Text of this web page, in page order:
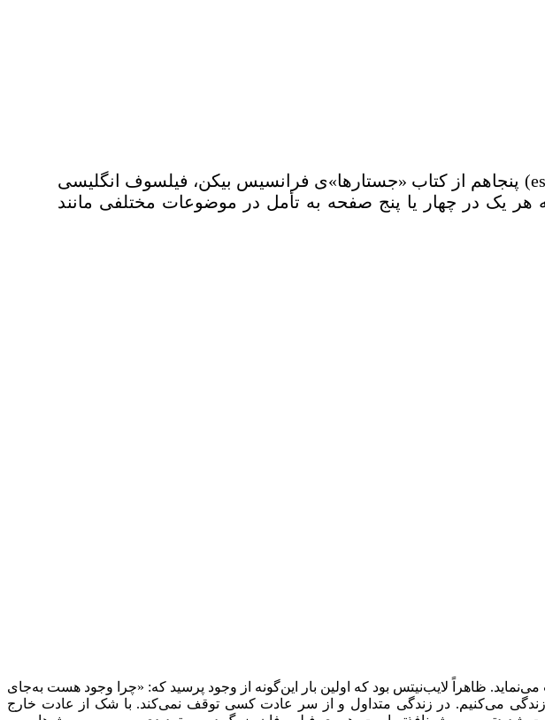
) پنجاهم از کتاب «جستارها»ی فرانسیس بیکن، فیلسوف انگلیسی
میلادی است. کتاب «جستارها» حاوی 58 جستار است که هر یک در چهار یا پنج صفحه به تأمل در موضوعات مختلفی مانند
ظاهراً لایب‌نیتس بود که اولین بار این‌گونه از وجود پرسید که: «چرا وجود هست به‌جای
می‌کنیم. در زندگی متداول و از سر عادت کسی توقف نمی‌کند. با شک از عادت خارج